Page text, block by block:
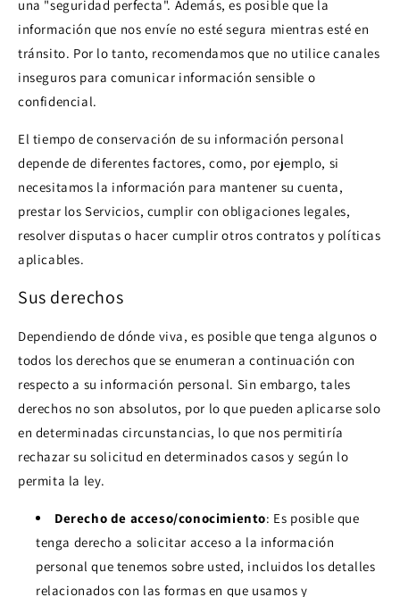
una "seguridad perfecta". Además, es posible que la
información que nos envíe no esté segura mientras esté en
tránsito. Por lo tanto, recomendamos que no utilice canales
inseguros para comunicar información sensible o
confidencial.
El tiempo de conservación de su información personal
depende de diferentes factores, como, por ejemplo, si
necesitamos la información para mantener su cuenta,
prestar los Servicios, cumplir con obligaciones legales,
resolver disputas o hacer cumplir otros contratos y políticas
aplicables.
Sus derechos
Dependiendo de dónde viva, es posible que tenga algunos o
todos los derechos que se enumeran a continuación con
respecto a su información personal. Sin embargo, tales
derechos no son absolutos, por lo que pueden aplicarse solo
en determinadas circunstancias, lo que nos permitiría
rechazar su solicitud en determinados casos y según lo
permita la ley.
Derecho de acceso/conocimiento: Es posible que
tenga derecho a solicitar acceso a la información
personal que tenemos sobre usted, incluidos los detalles
relacionados con las formas en que usamos y